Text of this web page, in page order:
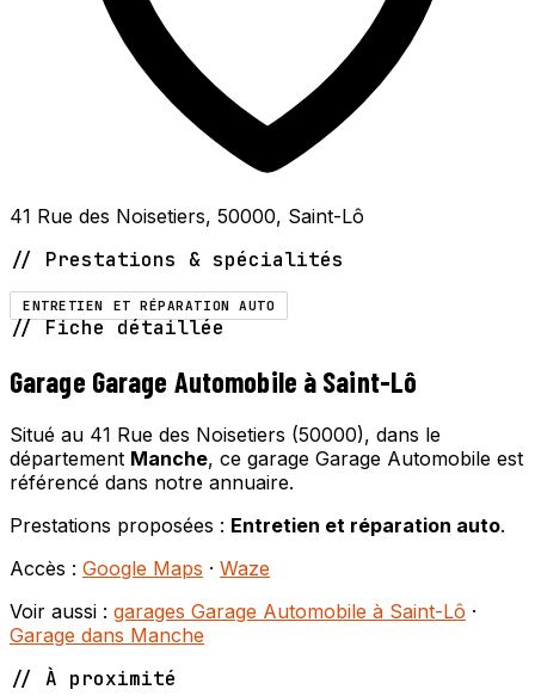
41 Rue des Noisetiers, 50000, Saint-Lô
// Prestations & spécialités
ENTRETIEN ET RÉPARATION AUTO
// Fiche détaillée
Garage Garage Automobile à Saint-Lô
Situé au 41 Rue des Noisetiers (50000), dans le
département Manche, ce garage Garage Automobile est
référencé dans notre annuaire.
Prestations proposées : Entretien et réparation auto.
Accès : Google Maps · Waze
Voir aussi : garages Garage Automobile à Saint-Lô ·
Garage dans Manche
// À proximité